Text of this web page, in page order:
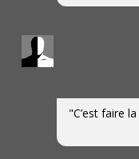
"C’est faire